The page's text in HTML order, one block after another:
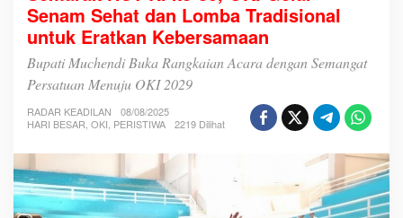
a
k
U
T
R
e
-
8
Senam Sehat dan Lomba Tradisional
untuk Eratkan Kebersamaan
Bupati Muchendi Buka Rangkaian Acara dengan Semangat
Persatuan Menuju OKI 2029
RADAR KEADILAN
08/08/2025
HARI BESAR, OKI, PERISTIWA 2219 Dilihat